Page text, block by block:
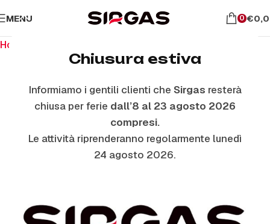
Chiusura estiva
Informiamo i gentili clienti che Sirgas resterà
chiusa per ferie dall’8 al 23 agosto 2026
compresi.
Le attività riprenderanno regolarmente lunedì
24 agosto 2026.
MENU 0 €
Home
ESAURITO